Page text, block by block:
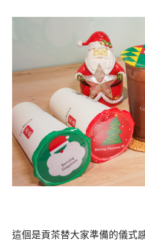
這個是貢茶替大家準備的儀式